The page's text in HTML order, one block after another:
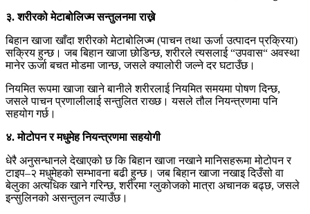
३. शरीरको मेटाबोलिज्म सन्तुलनमा राख्ने
बिहान खाजा खाँदा शरीरको मेटाबोलिज्म (पाचन तथा ऊर्जा उत्पादन प्रक्रिया)
सक्रिय हुन्छ। जब बिहान खाजा छोडिन्छ, शरीरले त्यसलाई “उपवास“ अवस्था
मानेर ऊर्जा बचत मोडमा जान्छ, जसले क्यालोरी जल्ने दर घटाउँछ।
नियमित रूपमा खाजा खाने बानीले शरीरलाई नियमित समयमा पोषण दिन्छ,
जसले पाचन प्रणालीलाई सन्तुलित राख्छ। यसले तौल नियन्त्रणमा पनि
सहयोग गर्छ।
४. मोटोपन र मधुमेह नियन्त्रणमा सहयोगी
धेरै अनुसन्धानले देखाएको छ कि बिहान खाजा नखाने मानिसहरूमा मोटोपन र
टाइप–२ मधुमेहको सम्भावना बढी हुन्छ। जब बिहान खाजा नखाइ दिउँसो वा
बेलुका अत्यधिक खाने गरिन्छ, शरीरमा ग्लुकोजको मात्रा अचानक बढ्छ, जसले
इन्सुलिनको असन्तुलन ल्याउँछ।